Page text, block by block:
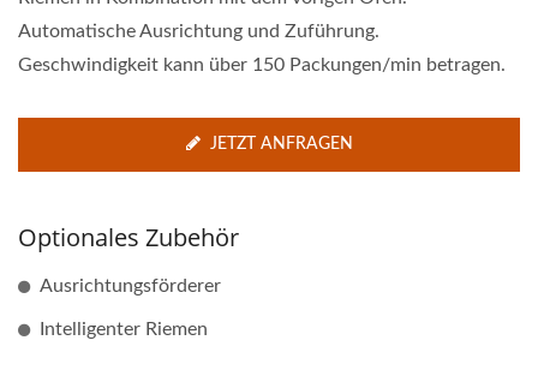
Automatische Ausrichtung und Zuführung.
Geschwindigkeit kann über 150 Packungen/min betragen.
JETZT ANFRAGEN
Optionales Zubehör
Ausrichtungsförderer
Intelligenter Riemen